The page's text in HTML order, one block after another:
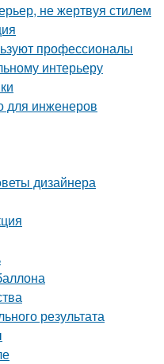
не жертвуя стилем
профессионалы
интерьеру
для инженеров
дизайнера
результата